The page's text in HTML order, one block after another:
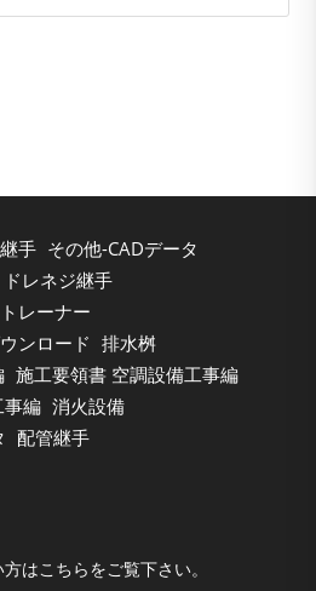
手 その他-CADデータ
ドレネジ継手
レーナー
ンロード 排水桝
施工要領書 空調設備工事編
事編 消火設備
配管継手
はこちらをご覧下さい。